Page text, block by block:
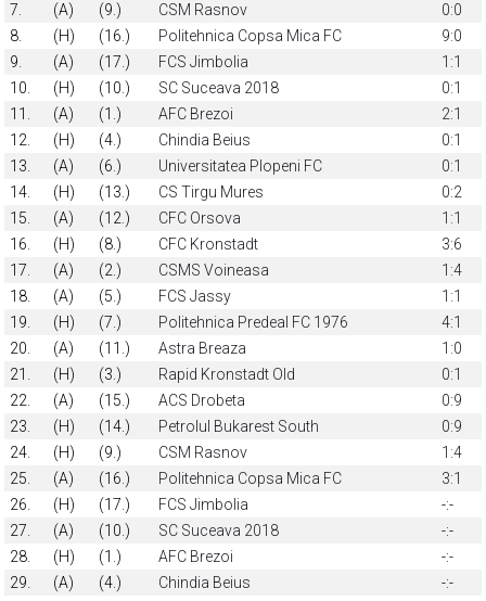
7.
(A) (9.) CSM Rasnov
0:0
8.
(H) (16.) Politehnica Copsa Mica FC
9:0
9.
(A) (17.) FCS Jimbolia
1:1
10.
(H) (10.) SC Suceava 2018
0:1
11.
(A) (1.) AFC Brezoi
2:1
12.
(H) (4.) Chindia Beius
0:1
13.
(A) (6.) Universitatea Plopeni FC
0:1
14.
(H) (13.) CS Tirgu Mures
0:2
15.
(A) (12.) CFC Orsova
1:1
16.
(H) (8.) CFC Kronstadt
3:6
17.
(A) (2.) CSMS Voineasa
1:4
18.
(A) (5.) FCS Jassy
1:1
19.
(H) (7.) Politehnica Predeal FC 1976
4:1
20.
(A) (11.) Astra Breaza
1:0
21.
(H) (3.) Rapid Kronstadt Old
0:1
22.
(A) (15.) ACS Drobeta
0:9
23.
(H) (14.) Petrolul Bukarest South
0:9
24.
(H) (9.) CSM Rasnov
1:4
25.
(A) (16.) Politehnica Copsa Mica FC
3:1
26.
(H) (17.) FCS Jimbolia
-:-
27.
(A) (10.) SC Suceava 2018
-:-
28.
(H) (1.) AFC Brezoi
-:-
29.
(A) (4.) Chindia Beius
-:-